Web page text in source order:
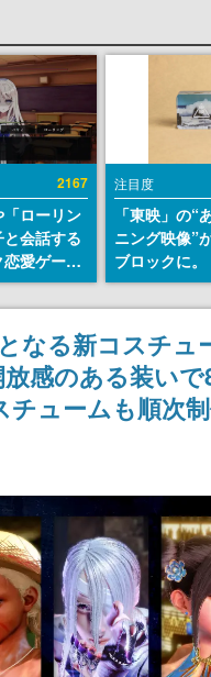
2167
「ローリン
会話する
愛ゲーム
ソウルラ
。返事に
注目度
「東映」の“
ニング映像”
ブロックに
トリカル グ
ョン」が8月
なる新コスチ
感のある装いで
ュームも順次